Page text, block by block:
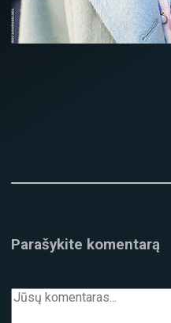
Parašykite komentarą